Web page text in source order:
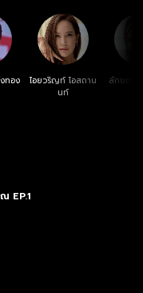
ทอง
ไอยวริญท์ โอสถาน
นท์
ลักขณา
EP.1